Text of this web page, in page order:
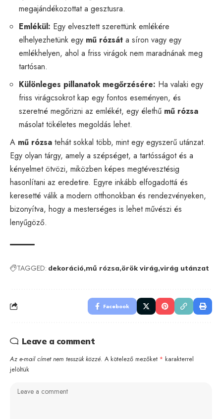
megajándékozottat a gesztusra.
Emlékül: Egy elvesztett szerettünk emlékére
elhelyezhetünk egy mű rózsát a síron vagy egy
emlékhelyen, ahol a friss virágok nem maradnának meg
tartósan.
Különleges pillanatok megőrzésére: Ha valaki egy
friss virágcsokrot kap egy fontos eseményen, és
szeretné megőrizni az emlékét, egy élethű mű rózsa
másolat tökéletes megoldás lehet.
A mű rózsa tehát sokkal több, mint egy egyszerű utánzat.
Egy olyan tárgy, amely a szépséget, a tartósságot és a
kényelmet ötvözi, miközben képes megtévesztésig
hasonlítani az eredetire. Egyre inkább elfogadottá és
keresetté válik a modern otthonokban és rendezvényeken,
bizonyítva, hogy a mesterséges is lehet művészi és
lenyűgöző.
TAGGED: dekoráció mű rózsa örök virág virág utánzat
Facebook
Leave a comment
Az e-mail címet nem tesszük közzé. A kötelező mezőket * karakterrel
jelöltük